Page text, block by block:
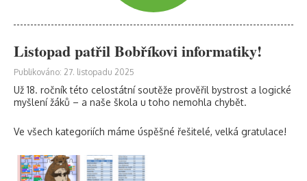
Listopad patřil Bobříkovi informatiky!
Publikováno: 27. listopadu 2025
Už 18. ročník této celostátní soutěže prověřil bystrost a logické
myšlení žáků – a naše škola u toho nemohla chybět.
Ve všech kategoriích máme úspěšné řešitelé, velká gratulace!